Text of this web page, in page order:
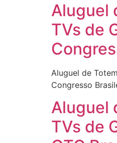
Aluguel
TVs de
Aluguel de
Congresso
Aluguel
TVs de